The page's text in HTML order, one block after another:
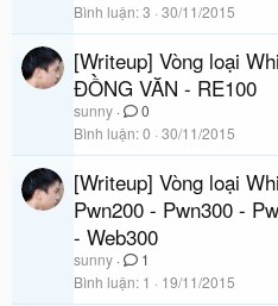
Bình luận 3 30/11/2015
[Writeup] Vòng loại
ĐỒNG VĂN - RE100
sunny
0
Bình luận 0 30/11/2015
[Writeup] Vòng loại
Pwn200 - Pwn300 -
- Web300
sunny
1
Bình luận 1 19/11/2015